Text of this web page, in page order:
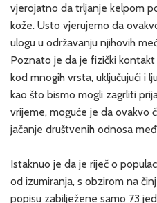
vjerojatno da trljanje kelpom
kože. Usto vjerujemo da
ulogu u održavanju njihovih
Poznato je da je fizički
kod mnogih vrsta, uključujući i
kao što bismo mogli zagrliti
vrijeme, moguće je da ovakvo
jačanje društvenih odnosa
Istaknuo je da je riječ o
od izumiranja, s obzirom na
popisu zabilježene samo 73